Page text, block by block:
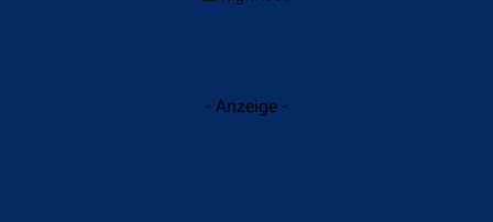
- Anzeige -